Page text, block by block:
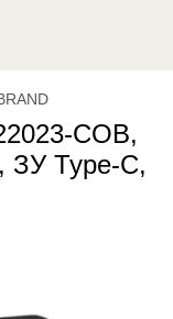
COB,
ЗУ Type-C,